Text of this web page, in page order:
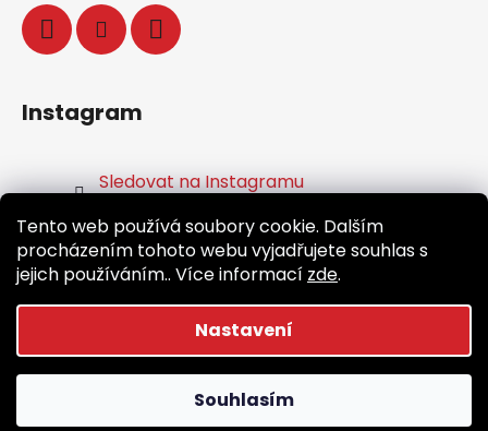
Tento web používá soubory cookie. Dalším
procházením tohoto webu vyjadřujete souhlas s
jejich používáním.. Více informací zde.
Nastavení
Souhlasím
Instagram
Sledovat na Instagramu
Facebook
Vytvořil Shoptet
Běž.cz. Všechna práva vyhrazena.